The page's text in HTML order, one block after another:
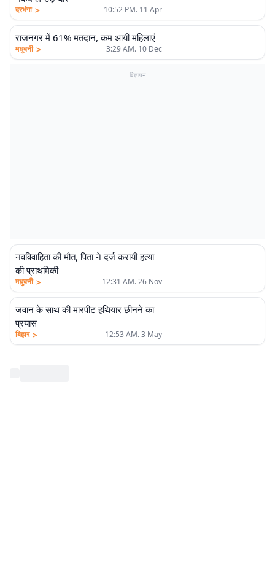
दरभंगा > 10:52 PM. 11 Apr
राजनगर में 61% मतदान, कम आयीं महिलाएं
मधुबनी > 3:29 AM. 10 Dec
विज्ञापन
नवविवाहिता की मौत, पिता ने दर्ज करायी हत्या
की प्राथमिकी
मधुबनी > 12:31 AM. 26 Nov
जवान के साथ की मारपीट हथियार छीनने का
प्रयास
बिहार > 12:53 AM. 3 May